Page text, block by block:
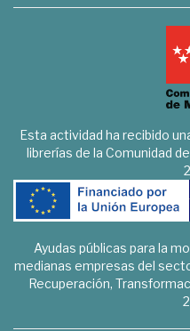
Esta actividad ha recibido
librerías de la Comunidad
Ayudas públicas para la
medianas empresas del
Recuperación,